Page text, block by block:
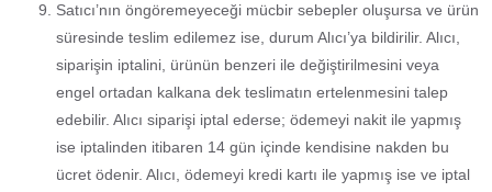
Satıcı’nın öngöremeyeceği mücbir sebepler oluşursa ve ürün
süresinde teslim edilemez ise, durum Alıcı’ya bildirilir. Alıcı,
siparişin iptalini, ürünün benzeri ile değiştirilmesini veya
engel ortadan kalkana dek teslimatın ertelenmesini talep
edebilir. Alıcı siparişi iptal ederse; ödemeyi nakit ile yapmış
ise iptalinden itibaren 14 gün içinde kendisine nakden bu
ücret ödenir. Alıcı, ödemeyi kredi kartı ile yapmış ise ve iptal